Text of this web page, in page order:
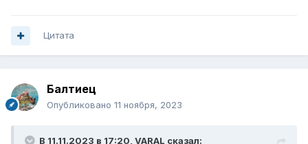
Цитата
Балтиец
Опубликовано 11 ноября, 2023
В 11.11.2023 в 17:20, VARAL сказал: